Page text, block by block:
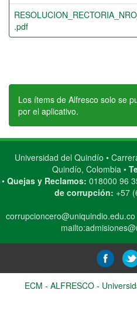
.pdf
Los ítems de Alfresco solo se
por el aplicativo.
Universidad del Quindío •
Quindío, Colombia •
• Quejas y Reclamos: 018000 96
de corrupción: +57
corrupcioncero@uniquindio.edu.co
ECM - ALFRESCO -